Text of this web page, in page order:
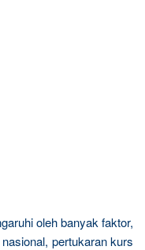
oleh banyak faktor,
pertukaran kurs